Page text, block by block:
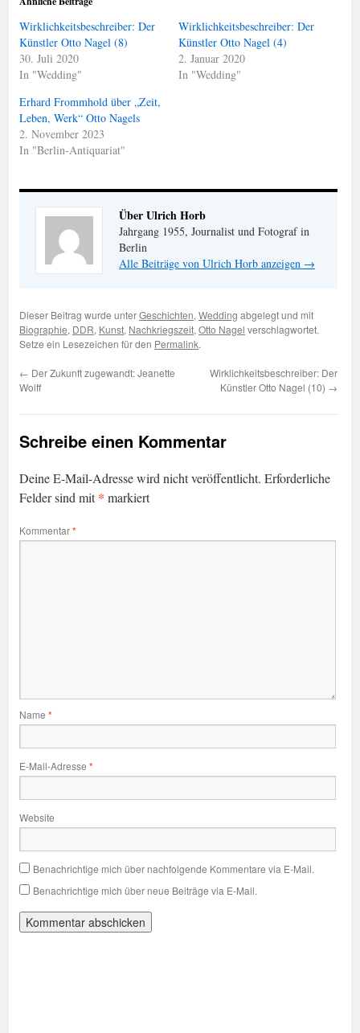
Wirklichkeitsbeschreiber: Der
Künstler Otto Nagel (8)
30. Juli 2020
In "Wedding"
Wirklichkeitsbeschreiber: Der
Künstler Otto Nagel (4)
2. Januar 2020
In "Wedding"
Erhard Frommhold über „Zeit,
Leben, Werk“ Otto Nagels
2. November 2023
In "Berlin-Antiquariat"
Über Ulrich Horb
Jahrgang 1955, Journalist und Fotograf in
Berlin
Alle Beiträge von Ulrich Horb anzeigen →
Dieser Beitrag wurde unterGeschichten, Wedding abgelegt und mit
Biographie, DDR, Kunst, Nachkriegszeit, Otto Nagel verschlagwortet.
Setze ein Lesezeichen für den Permalink.
← Der Zukunft zugewandt: Jeanette
Wolff
Wirklichkeitsbeschreiber: Der
Künstler Otto Nagel (10) →
Schreibe einen Kommentar
Deine E-Mail-Adresse wird nicht veröffentlicht. Erforderliche
Felder sind mit* markiert
Kommentar*
Name *
E-Mail-Adresse *
Website
Benachrichtige mich über nachfolgende Kommentare via E-Mail.
Benachrichtige mich über neue Beiträge via E-Mail.